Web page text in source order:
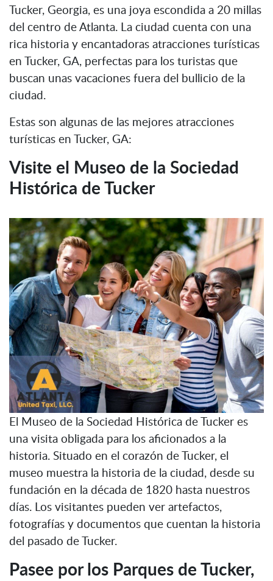
Tucker, Georgia, es una joya escondida a 20 millas
del centro de Atlanta. La ciudad cuenta con una
rica historia y encantadoras atracciones turísticas
en Tucker, GA, perfectas para los turistas que
buscan unas vacaciones fuera del bullicio de la
ciudad.
Estas son algunas de las mejores atracciones
turísticas en Tucker, GA:
Visite el Museo de la Sociedad
Histórica de Tucker
El Museo de la Sociedad Histórica de Tucker es
una visita obligada para los aficionados a la
historia. Situado en el corazón de Tucker, el
museo muestra la historia de la ciudad, desde su
fundación en la década de 1820 hasta nuestros
días. Los visitantes pueden ver artefactos,
fotografías y documentos que cuentan la historia
del pasado de Tucker.
Pasee por los Parques de Tucker,